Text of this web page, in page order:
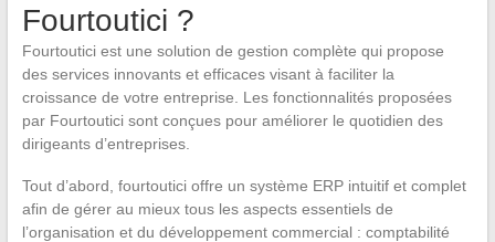
Fourtoutici ?
Fourtoutici est une solution de gestion complète qui propose
des services innovants et efficaces visant à faciliter la
croissance de votre entreprise. Les fonctionnalités proposées
par Fourtoutici sont conçues pour améliorer le quotidien des
dirigeants d’entreprises.
Tout d’abord, fourtoutici offre un système ERP intuitif et complet
afin de gérer au mieux tous les aspects essentiels de
l’organisation et du développement commercial : comptabilité